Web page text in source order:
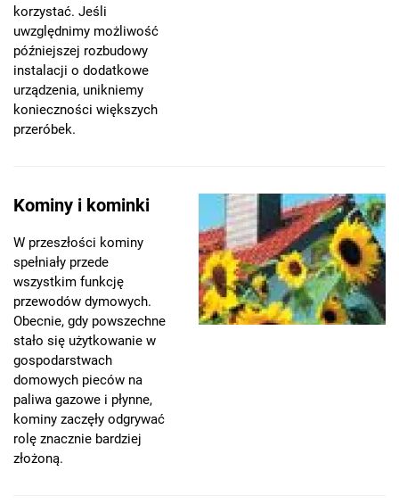
korzystać. Jeśli
uwzględnimy możliwość
późniejszej rozbudowy
instalacji o dodatkowe
urządzenia, unikniemy
konieczności większych
przeróbek.
Kominy i kominki
W przeszłości kominy
spełniały przede
wszystkim funkcję
przewodów dymowych.
Obecnie, gdy powszechne
stało się użytkowanie w
gospodarstwach
domowych pieców na
paliwa gazowe i płynne,
kominy zaczęły odgrywać
rolę znacznie bardziej
złożoną.